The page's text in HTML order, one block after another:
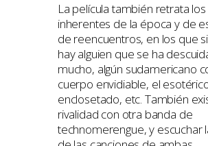
La película también retrata los
inherentes de la época y de
de reencuentros, en los que
hay alguien que se ha
mucho, algún sudamericano
cuerpo envidiable, el
enclosetado, etc. También
rivalidad con otra banda de
technomerengue, y escuchar